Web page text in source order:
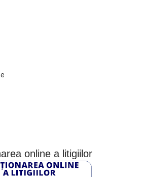
online a litigiilor